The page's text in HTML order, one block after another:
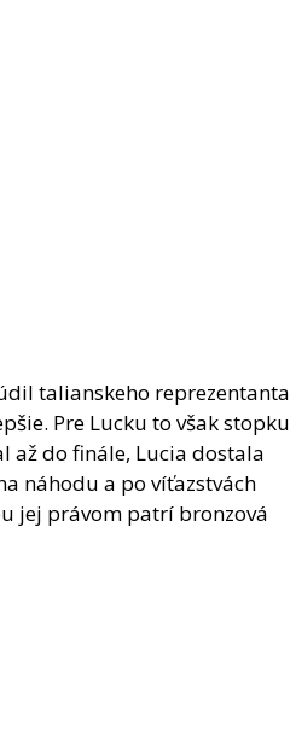
talianskeho reprezentanta
Pre Lucku to však stopku
až do finále, Lucia dostala
náhodu a po víťazstvách
jej právom patrí bronzová